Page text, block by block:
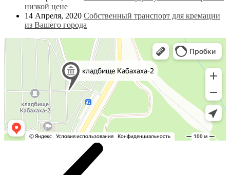
низкой цене
14 Апреля, 2020 Собственный транспорт для кремации
из Вашего города